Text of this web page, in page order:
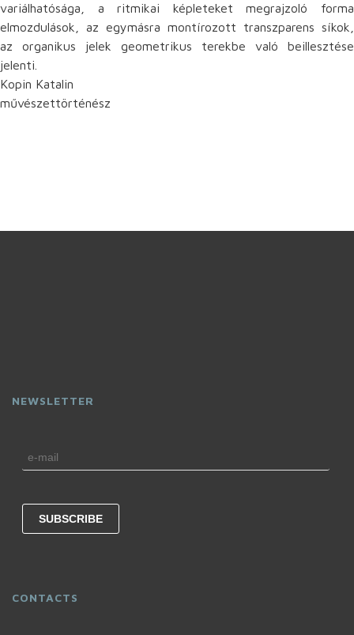
variálhatósága, a ritmikai képleteket megrajzoló forma
elmozdulások, az egymásra montírozott transzparens síkok,
az organikus jelek geometrikus terekbe való beillesztése
jelenti.
Kopin Katalin
művészettörténész
NEWSLETTER
CONTACTS